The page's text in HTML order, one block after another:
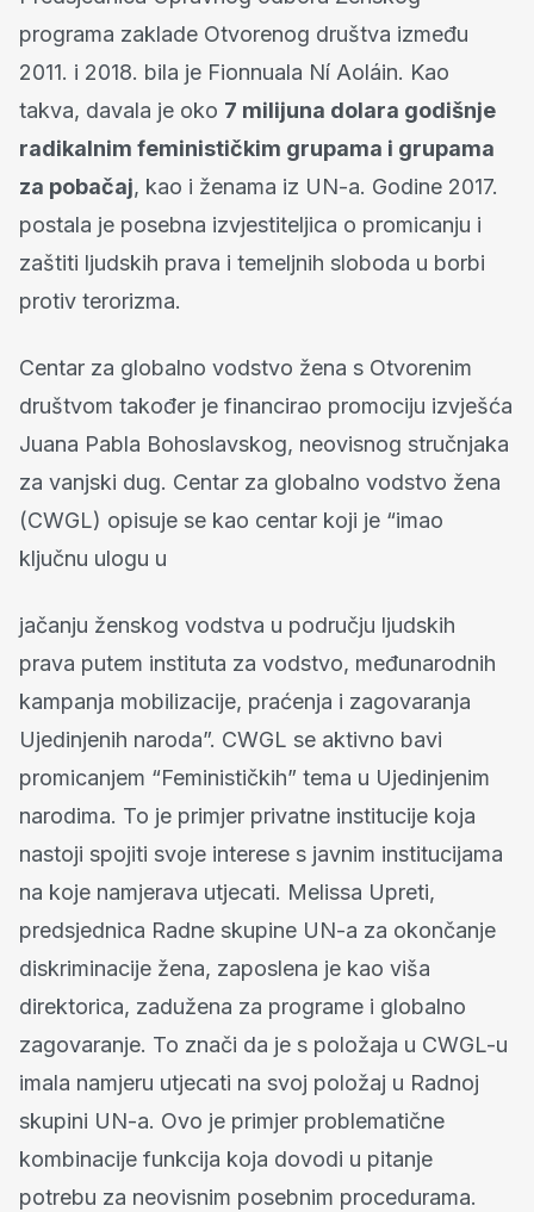
programa zaklade Otvorenog društva između
2011. i 2018. bila je Fionnuala Ní Aoláin. Kao
takva, davala je oko 7 milijuna dolara godišnje
radikalnim feminističkim grupama i grupama
za pobačaj, kao i ženama iz UN-a. Godine 2017.
postala je posebna izvjestiteljica o promicanju i
zaštiti ljudskih prava i temeljnih sloboda u borbi
protiv terorizma.
Centar za globalno vodstvo žena s Otvorenim
društvom također je financirao promociju izvješća
Juana Pabla Bohoslavskog, neovisnog stručnjaka
za vanjski dug. Centar za globalno vodstvo žena
(CWGL) opisuje se kao centar koji je “imao
ključnu ulogu u
jačanju ženskog vodstva u području ljudskih
prava putem instituta za vodstvo, međunarodnih
kampanja mobilizacije, praćenja i zagovaranja
Ujedinjenih naroda”. CWGL se aktivno bavi
promicanjem “Feminističkih” tema u Ujedinjenim
narodima. To je primjer privatne institucije koja
nastoji spojiti svoje interese s javnim institucijama
na koje namjerava utjecati. Melissa Upreti,
predsjednica Radne skupine UN-a za okončanje
diskriminacije žena, zaposlena je kao viša
direktorica, zadužena za programe i globalno
zagovaranje. To znači da je s položaja u CWGL-u
imala namjeru utjecati na svoj položaj u Radnoj
skupini UN-a. Ovo je primjer problematične
kombinacije funkcija koja dovodi u pitanje
potrebu za neovisnim posebnim procedurama.